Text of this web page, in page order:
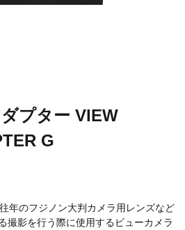
プター VIEW
G
年のフジノン大判カメラ用レンズなど
撮影を行う際に使用するビューカメラ